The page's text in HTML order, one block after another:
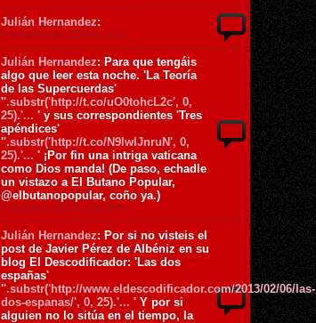
Julián Hernandez:
6 de Marzo de 2013 ás 23:41
Julián Hernandez: Para que tengáis
algo que leer esta noche. 'La Teoría
de las Supercuerdas'
''.substr('http://t.co/uO0tohcL2c', 0,
25).'... ' y sus correspondientes 'Tres
apéndices'
''.substr('http://t.co/N9lwIJnruN', 0,
25).'... ' ¡Por fin una intriga vaticana
como Dios manda! (De paso, echadle
un vistazo a El Butano Popular,
@elbutanopopular, coño ya.)
6 de Marzo de 2013 ás 23:41
Julián Hernandez: Por si no visteis el
post de Javier Pérez de Albéniz en su
blog El Descodificador: 'Las dos
españas'
''.substr('http://www.eldescodificador.com/2013/02/06/las-
dos-espanas/', 0, 25).'... ' Y por si
alguien no lo sitúa en el tiempo, la